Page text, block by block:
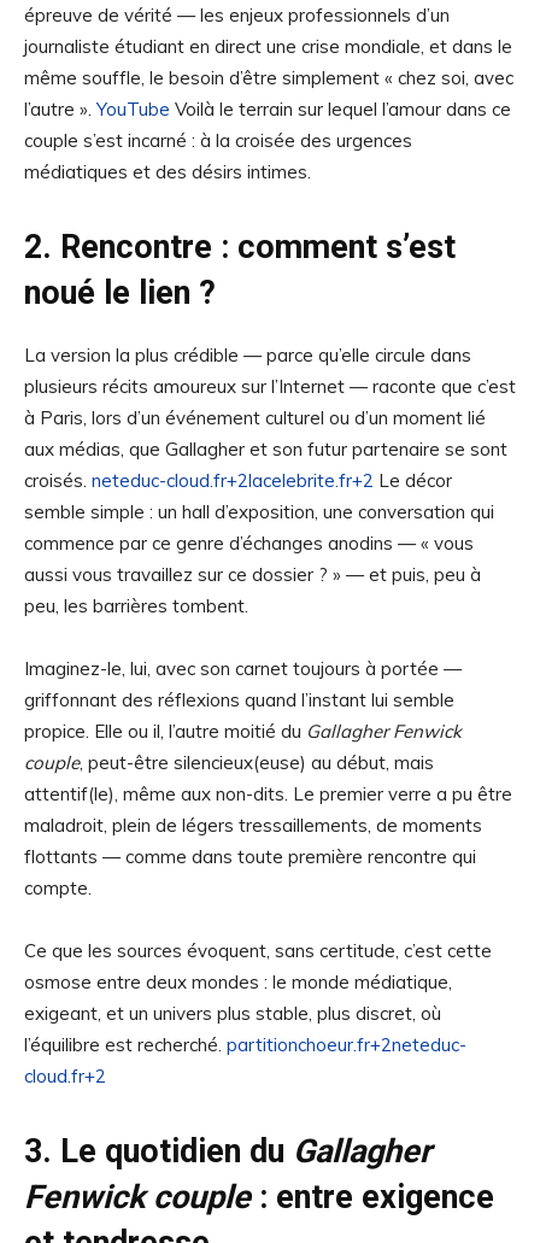
épreuve de vérité — les enjeux professionnels d’un
journaliste étudiant en direct une crise mondiale, et dans le
même souffle, le besoin d’être simplement « chez soi, avec
l’autre ». YouTube Voilà le terrain sur lequel l’amour dans ce
couple s’est incarné : à la croisée des urgences
médiatiques et des désirs intimes.
2. Rencontre : comment s’est
noué le lien ?
La version la plus crédible — parce qu’elle circule dans
plusieurs récits amoureux sur l’Internet — raconte que c’est
à Paris, lors d’un événement culturel ou d’un moment lié
aux médias, que Gallagher et son futur partenaire se sont
croisés. neteduc-cloud.fr+2lacelebrite.fr+2 Le décor
semble simple : un hall d’exposition, une conversation qui
commence par ce genre d’échanges anodins — « vous
aussi vous travaillez sur ce dossier ? » — et puis, peu à
peu, les barrières tombent.
Imaginez-le, lui, avec son carnet toujours à portée —
griffonnant des réflexions quand l’instant lui semble
propice. Elle ou il, l’autre moitié du Gallagher Fenwick
couple, peut-être silencieux(euse) au début, mais
attentif(le), même aux non-dits. Le premier verre a pu être
maladroit, plein de légers tressaillements, de moments
flottants — comme dans toute première rencontre qui
compte.
Ce que les sources évoquent, sans certitude, c’est cette
osmose entre deux mondes : le monde médiatique,
exigeant, et un univers plus stable, plus discret, où
l’équilibre est recherché. partitionchoeur.fr+2neteduc-
cloud.fr+2
3. Le quotidien du Gallagher
Fenwick couple: entre exigence